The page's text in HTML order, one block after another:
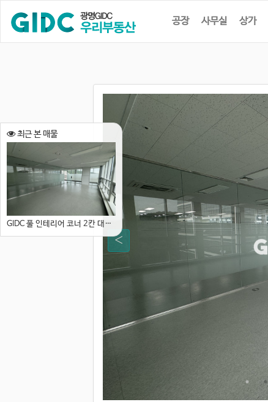
공장 사무실 상가
최근 본 매물
GIDC 풀 인테리어 코너 2칸 대형 사무실, 빠른입주가능, 강력추천